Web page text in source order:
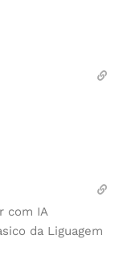
com IA
da Liguagem